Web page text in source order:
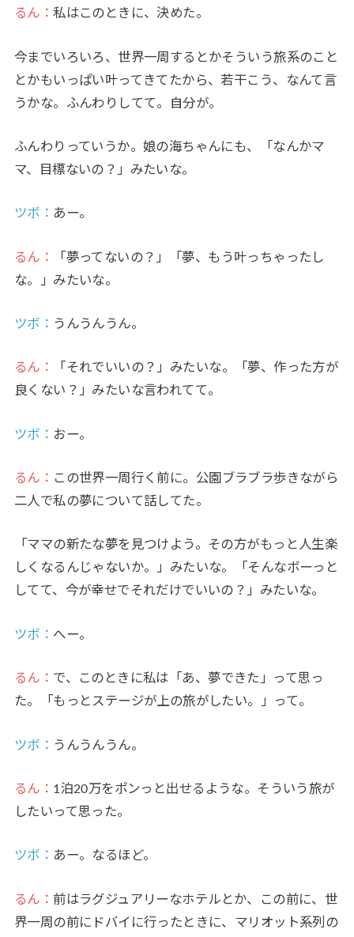
るん：私はこのときに、決めた。
今までいろいろ、世界一周するとかそういう旅系のこと
とかもいっぱい叶ってきてたから、若干こう、なんて言
うかな。ふんわりしてて。自分が。
ふんわりっていうか。娘の海ちゃんにも、「なんかマ
マ、目標ないの？」みたいな。
ツボ： あー。
るん：
「夢ってないの？」「夢、もう叶っちゃったし
な。」みたいな。
ツボ： うんうんうん。
るん：
「それでいいの？」みたいな。「夢、作った方が
良くない？」みたいな言われてて。
ツボ： おー。
るん： この世界一周行く前に。公園ブラブラ歩きながら
二人で私の夢について話してた。
「ママの新たな夢を見つけよう。その方がもっと人生楽
しくなるんじゃないか。」みたいな。「そんなボーっと
してて、今が幸せでそれだけでいいの？」みたいな。
ツボ： へー。
るん： で、このときに私は「あ、夢できた」って思っ
た。「もっとステージが上の旅がしたい。」って。
ツボ： うんうんうん。
るん： 1泊20万をポンっと出せるような。そういう旅が
したいって思った。
ツボ： あー。なるほど。
るん： 前はラグジュアリーなホテルとか、この前に、世
界一周の前にドバイに行ったときに、マリオット系列の